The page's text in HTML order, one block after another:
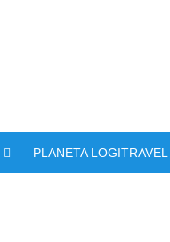
PLANETA LOGITRAVEL